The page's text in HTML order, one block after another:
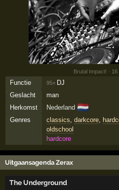
Brutal Impact! ·
Functie 95× DJ
Geslacht
man
Herkomst
Nederland 🇳🇱
Genres classics darkcore,
oldschool
hardcore
Uitgaansagenda Zerax
The Underground